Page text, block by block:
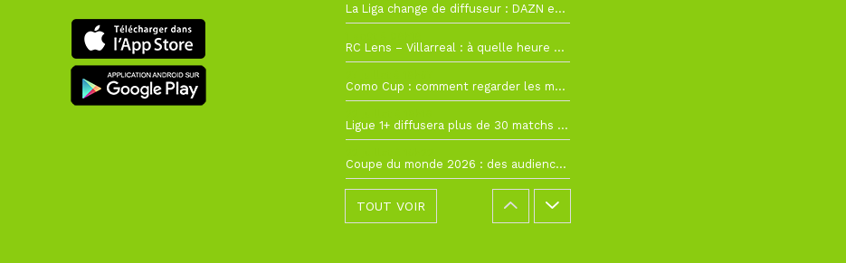
La Liga change de diffuseur : DAZN et Disney+ remplacent beIN Sports !
RC Lens – Villarreal : à quelle heure et sur quelle chaîne voir la finale de la Como Cup ?
Como Cup : comment regarder les matchs du RC Lens en direct ?
Ligue 1+ diffusera plus de 30 matchs amicaux avant la reprise de la Ligue 1
Coupe du monde 2026 : des audiences record, mais M6 devrait perdre très gros !
TOUT VOIR